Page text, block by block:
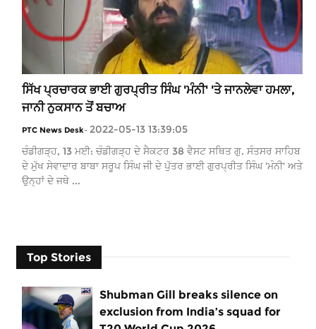
ਸਿੱਖ ਪ੍ਰਚਾਰਕ ਭਾਈ ਗੁਰਪ੍ਰੀਤ ਸਿੰਘ 'ਮੰਨੀ' 'ਤੇ ਜਾਨਲੇਵਾ ਹਮਲਾ,
ਜਾਨੀ ਨੁਕਸਾਨ ਤੋਂ ਬਚਾਅ
PTC News Desk- 2022-05-13 13:39:05
ਚੰਡੀਗੜ੍ਹ, 13 ਮਈ: ਚੰਡੀਗੜ੍ਹ ਦੇ ਸੈਕਟਰ 38 ਵੈਸਟ ਸਥਿਤ ਗੁ. ਸੰਤਸਰ ਸਾਹਿਬ
ਦੇ ਮੁੱਖ ਸੇਵਾਦਾਰ ਬਾਬਾ ਸਰੂਪ ਸਿੰਘ ਜੀ ਦੇ ਪੁੱਤਰ ਭਾਈ ਗੁਰਪ੍ਰੀਤ ਸਿੰਘ 'ਮੰਨੀ' ਅਤੇ
ਉਨ੍ਹਾਂ ਦੇ ਜਥੇ ...
Top Stories
Shubman Gill breaks silence on
exclusion from India’s squad for